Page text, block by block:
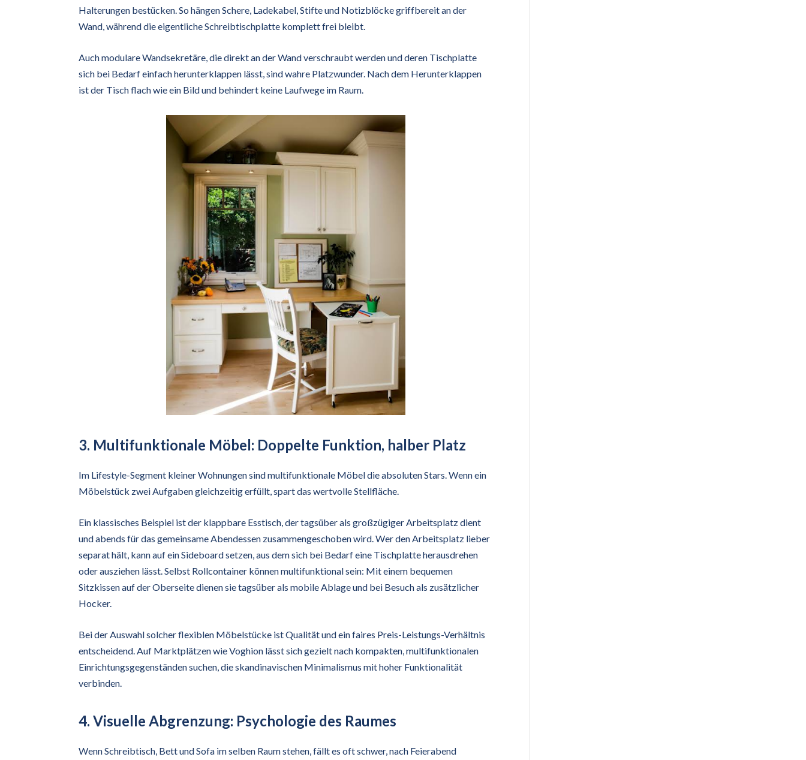
Halterungen bestücken. So hängen Schere, Ladekabel, Stifte und Notizblöcke griffbereit an der
Wand, während die eigentliche Schreibtischplatte komplett frei bleibt.
Auch modulare Wandsekretäre, die direkt an der Wand verschraubt werden und deren Tischplatte
sich bei Bedarf einfach herunterklappen lässt, sind wahre Platzwunder. Nach dem Herunterklappen
ist der Tisch flach wie ein Bild und behindert keine Laufwege im Raum.
3. Multifunktionale Möbel: Doppelte Funktion, halber Platz
Im Lifestyle-Segment kleiner Wohnungen sind multifunktionale Möbel die absoluten Stars. Wenn ein
Möbelstück zwei Aufgaben gleichzeitig erfüllt, spart das wertvolle Stellfläche.
Ein klassisches Beispiel ist der klappbare Esstisch, der tagsüber als großzügiger Arbeitsplatz dient
und abends für das gemeinsame Abendessen zusammengeschoben wird. Wer den Arbeitsplatz lieber
separat hält, kann auf ein Sideboard setzen, aus dem sich bei Bedarf eine Tischplatte herausdrehen
oder ausziehen lässt. Selbst Rollcontainer können multifunktional sein: Mit einem bequemen
Sitzkissen auf der Oberseite dienen sie tagsüber als mobile Ablage und bei Besuch als zusätzlicher
Hocker.
Bei der Auswahl solcher flexiblen Möbelstücke ist Qualität und ein faires Preis-Leistungs-Verhältnis
entscheidend. Auf Marktplätzen wie Voghion lässt sich gezielt nach kompakten, multifunktionalen
Einrichtungsgegenständen suchen, die skandinavischen Minimalismus mit hoher Funktionalität
verbinden.
4. Visuelle Abgrenzung: Psychologie des Raumes
Wenn Schreibtisch, Bett und Sofa im selben Raum stehen, fällt es oft schwer, nach Feierabend